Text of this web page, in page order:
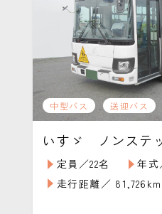
中型バス 送迎バス
いすゞ ノンステ
定員／22名
年式
走行距離／ 81,726km